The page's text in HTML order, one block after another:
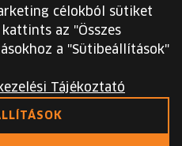
védi, és a Google
célokból sütiket
az "Összes
a "Sütibeállítások"
Tájékoztató